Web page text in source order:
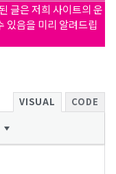
글은 저희 사이트의 운
있음을 미리 알려드립
VISUAL CODE